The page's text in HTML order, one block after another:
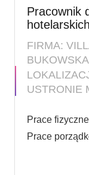
Pracownik
hotelarskich
FIRMA:
BUKOWSKA
USTRONIE
Prace
Prace